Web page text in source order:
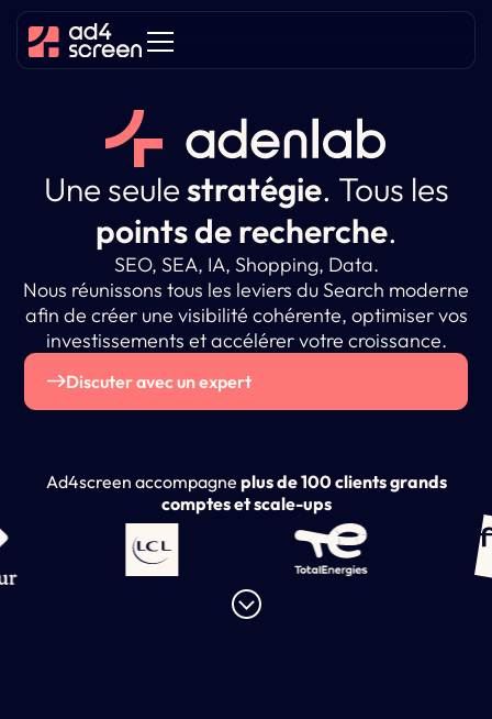
Une seulestratégie. Tous les
points de recherche.
SEO, SEA, IA, Shopping, Data.
Nous réunissons tous les leviers du Search moderne
afin de créer une visibilité cohérente, optimiser vos
investissements et accélérer votre croissance.
Discuter avec un expert
Ad4screen accompagne plus de 100 clients grands
comptes et scale-ups